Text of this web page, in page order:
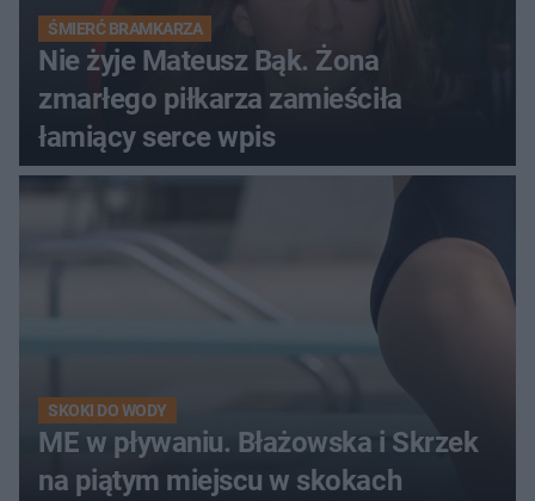
ŚMIERĆ BRAMKARZA
Nie żyje Mateusz Bąk. Żona
zmarłego piłkarza zamieściła
łamiący serce wpis
SKOKI DO WODY
ME w pływaniu. Błażowska i Skrzek
na piątym miejscu w skokach